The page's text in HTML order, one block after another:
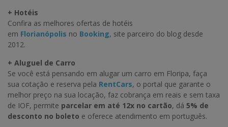
+ Hotéis
Confira as melhores ofertas de hotéis
em Florianópolis no Booking, site parceiro do blog desde
2012.
+ Aluguel de Carro
Se você está pensando em alugar um carro em Floripa, faça
sua cotação e reserva pela RentCars, o portal que garante o
melhor preço na sua locação, faz cobrança em reais e sem taxa
de IOF, permite parcelar em até 12x no cartão, dá 5% de
desconto no boleto e oferece atendimento em português.